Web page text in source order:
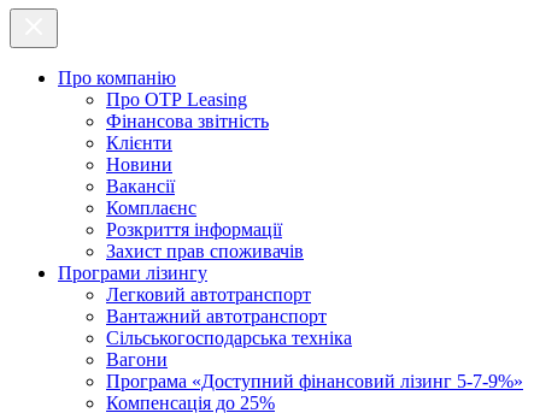
Про компанію
Про ОТР Leasing
Фінансова звітність
Клієнти
Новини
Вакансії
Комплаєнс
Розкриття інформації
Захист прав споживачів
Програми лізингу
Легковий автотранспорт
Вантажний автотранспорт
Cільськогосподарська техніка
Вагони
Програма «Доступний фінансовий лізинг 5-7-9%»
Компенсація до 25%